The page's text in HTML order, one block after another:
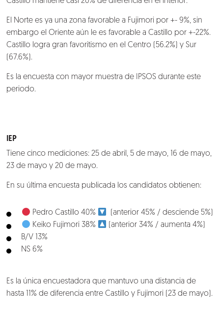
Nosotros
Clientes
Lo que hacemos
El Norte es ya una zona favorable a Fujimori por +- 9%, sin
embargo el Oriente aún le es favorable a Castillo por +-22%.
Castillo logra gran favoritismo en el Centro (56.2%) y Sur
(67.6%).
Es la encuesta con mayor muestra de IPSOS durante este
periodo.
IEP
Tiene cinco mediciones: 25 de abril, 5 de mayo, 16 de mayo,
23 de mayo y 20 de mayo.
En su última encuesta publicada los candidatos obtienen:
Pedro Castillo 40%
(anterior 45% / desciende 5%)
Keiko Fujimori 38%
(anterior 34% / aumenta 4%)
B/V 13%
NS 6%
Es la única encuestadora que mantuvo una distancia de
hasta 11% de diferencia entre Castillo y Fujimori (23 de mayo).